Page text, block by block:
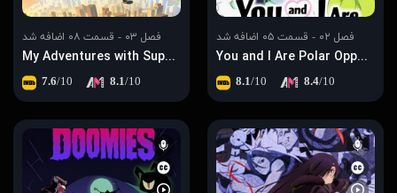
فصل ۰۲ - قسمت ۰۵ اضافه شد
You and I Are Polar Opposites
8.1/10 8.4/10
فصل ۰۳ - قسمت ۰۸ اضافه شد
My Adventures with Superman
7.6/10 8.1/10